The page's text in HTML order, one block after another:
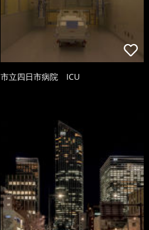
市立四日市病院 ICU